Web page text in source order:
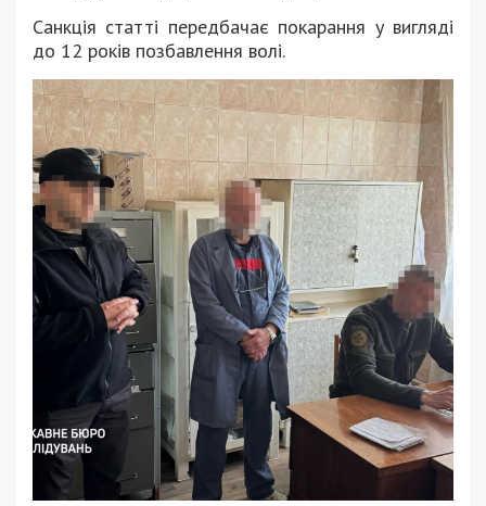
Санкція статті передбачає покарання у вигляді
до 12 років позбавлення волі.